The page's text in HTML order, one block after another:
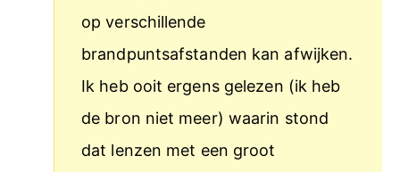
op verschillende
brandpuntsafstanden kan afwijken.
Ik heb ooit ergens gelezen (ik heb
de bron niet meer) waarin stond
dat lenzen met een groot